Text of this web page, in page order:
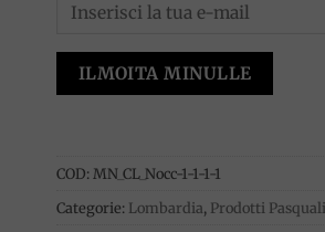
ILMOITA MINULLE
COD:MN_CL_Nocc-1-1-1-1
Categorie: Lombardia, Prodotti Pasquali